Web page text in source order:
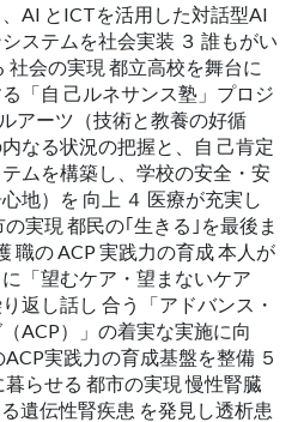
AI とICTを活用した対話型AI
ステムを社会実装 ３ 誰もがい
社会の実現 都立高校を舞台に
「自 己ルネサンス塾」プロジ
アーツ（技術と教養の好循
なる状況の把握と、自 己肯定
ムを構築し、学校の安全・安
地）を 向上 ４ 医療が充実し
実現 都民の｢生きる｣を最後ま
職の ACP 実践力の育成 本人が
「望むケア・望まないケア
返し話し 合う「アドバンス・
ACP）」の着実な実施に向
実践力の育成基盤を整備 ５
らせる 都市の実現 慢性腎臓
遺伝性腎疾患 を発見し透析患